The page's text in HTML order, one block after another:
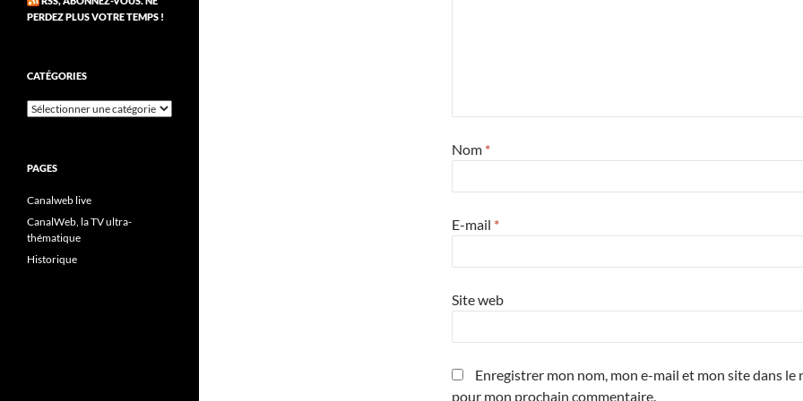
Nom *
E-mail *
Site web
Enregistrer mon nom, mon e-mail et mon site dans le
pour mon prochain commentaire.
PERDEZ PLUS VOTRE TEMPS !
CATÉGORIES
Catégories
PAGES
Canalweb live
CanalWeb, la TV ultra-
thématique
Historique